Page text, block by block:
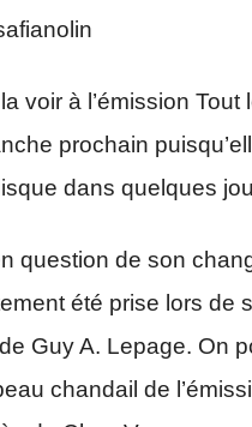
voir à l’émission Tout
prochain
dans quelques
question de son
été prise lors de
de Guy A. Lepage. On
chandail de